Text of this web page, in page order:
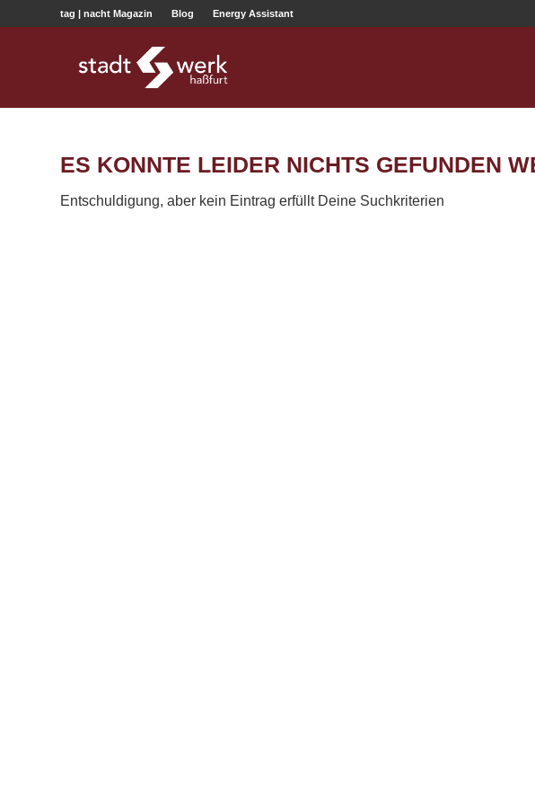
tag | nacht Magazin Blog Energy Assistant
ES KONNTE LEIDER NICHTS GEFUNDEN
Entschuldigung, aber kein Eintrag erfüllt Deine Suchkriterien